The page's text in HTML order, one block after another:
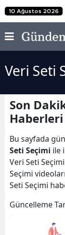
10 Ağustos 2026
Veri Seti
Son
Haberleri
Bu sayfada
Seti Seçimi ile
Veri Seti
Seçimi
Seti Seçimi
Güncelleme